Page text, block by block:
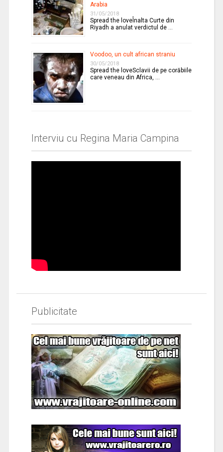
Arabia
31/05/2018
Spread the loveÎnalta Curte din
Riyadh a anulat verdictul de …
Voodoo, un cult african straniu
30/05/2018
Spread the loveSclavii de pe corăbiile
care veneau din Africa, …
Interviu cu Regina Maria Campina
Publicitate